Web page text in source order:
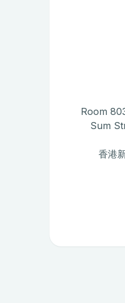
Room
Sum
香港